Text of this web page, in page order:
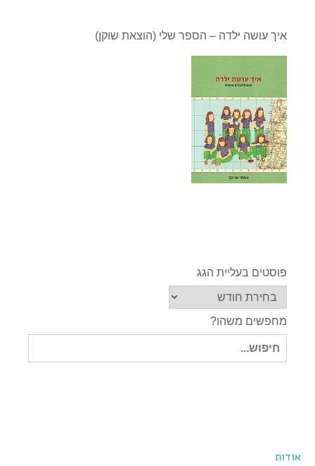
איך עושה ילדה – הספר שלי (הוצאת שוקן)
פוסטים בעליית הגג
מחפשים משהו?
חיפוש
עבור:
אודות